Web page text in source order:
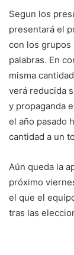
Segun los
presentará el
con los grupos
palabras. En
misma
verá reducida
y propaganda
el año pasado
cantidad a un
Aún queda la
próximo
el que el
tras las